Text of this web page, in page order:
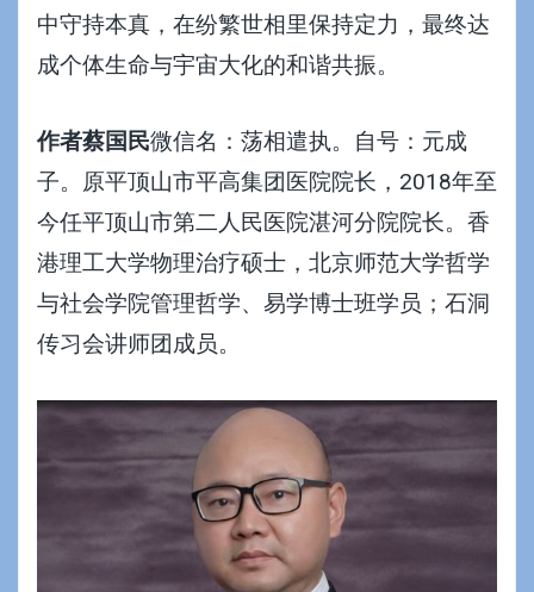
中守持本真，在纷繁世相里保持定力，最终达
成个体生命与宇宙大化的和谐共振。
作者蔡国民微信名：荡相遣执。自号：元成
子。原平顶山市平高集团医院院长，2018年至
今任平顶山市第二人民医院湛河分院院长。香
港理工大学物理治疗硕士，北京师范大学哲学
与社会学院管理哲学、易学博士班学员；石洞
传习会讲师团成员。